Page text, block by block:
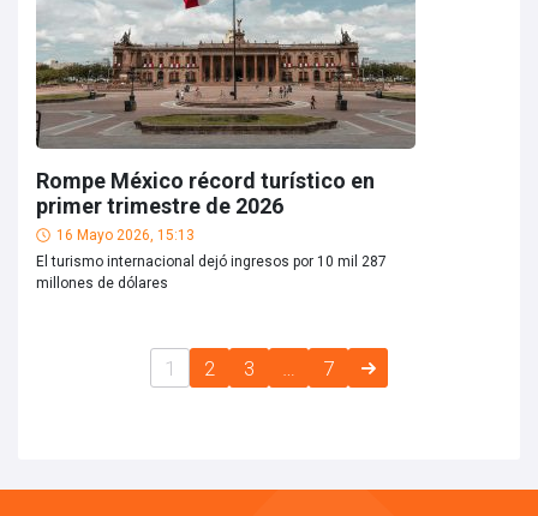
Rompe México récord turístico en
primer trimestre de 2026
16 Mayo 2026, 15:13
El turismo internacional dejó ingresos por 10 mil 287
millones de dólares
1 2 3 7